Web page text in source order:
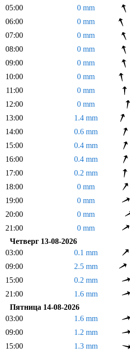
05:00
0 mm
06:00
0 mm
07:00
0 mm
08:00
0 mm
09:00
0 mm
10:00
0 mm
11:00
0 mm
12:00
0 mm
13:00
1.4 mm
14:00
0.6 mm
15:00
0.4 mm
16:00
0.4 mm
17:00
0.2 mm
18:00
0 mm
19:00
0 mm
20:00
0 mm
21:00
0 mm
Четверг 13-08-2026
03:00
0.1 mm
09:00
2.5 mm
15:00
0.2 mm
21:00
1.6 mm
Пятница 14-08-2026
03:00
1.6 mm
09:00
1.2 mm
15:00
1.3 mm